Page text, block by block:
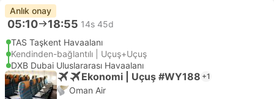
Anlık onay
05:10 18:55 14s 45d
TAS Taşkent Havaalanı
Kendinden-bağlantılı | Uçuş+Uçuş
DXB Dubai Uluslararası Havaalanı
Ekonomi | Uçuş #WY188 +1
Oman Air